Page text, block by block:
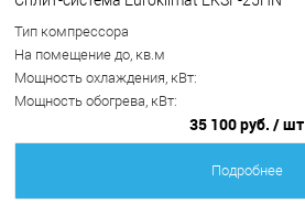
Тип компрессора
На помещение до, кв.м
Мощность охлаждения, кВт:
Мощность обогрева, кВт:
35 100 руб. / шт
Подробнее